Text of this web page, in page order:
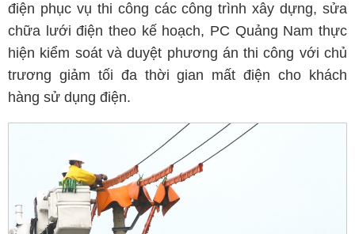
điện phục vụ thi công các công trình xây dựng, sửa
chữa lưới điện theo kế hoạch, PC Quảng Nam thực
hiện kiểm soát và duyệt phương án thi công với chủ
trương giảm tối đa thời gian mất điện cho khách
hàng sử dụng điện.